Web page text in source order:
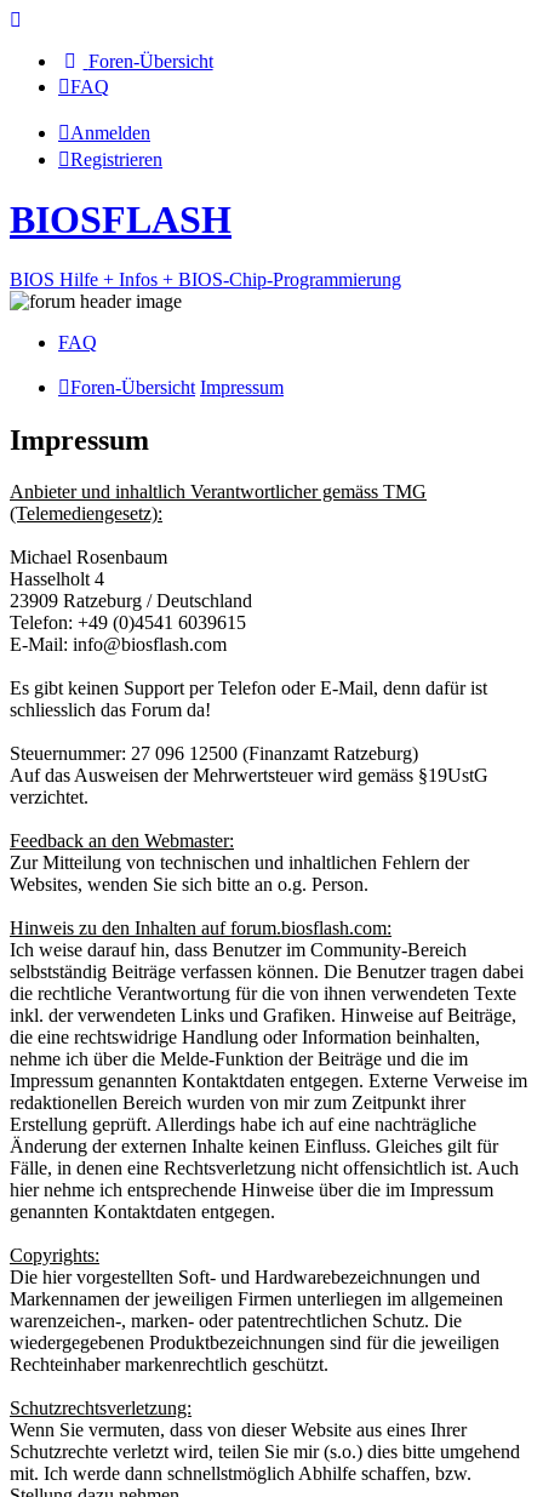
Foren-Übersicht
FAQ
Anmelden
Registrieren
BIOSFLASH
BIOS Hilfe + Infos + BIOS-Chip-Programmierung
FAQ
Foren-Übersicht Impressum
Impressum
Anbieter und inhaltlich Verantwortlicher gemäss TMG
(Telemediengesetz):
Michael Rosenbaum
Hasselholt 4
23909 Ratzeburg / Deutschland
Telefon: +49 (0)4541 6039615
E-Mail: info@biosflash.com
Es gibt keinen Support per Telefon oder E-Mail, denn dafür ist
schliesslich das Forum da!
Steuernummer: 27 096 12500 (Finanzamt Ratzeburg)
Auf das Ausweisen der Mehrwertsteuer wird gemäss §19UstG
verzichtet.
Feedback an den Webmaster:
Zur Mitteilung von technischen und inhaltlichen Fehlern der
Websites, wenden Sie sich bitte an o.g. Person.
Hinweis zu den Inhalten auf forum.biosflash.com:
Ich weise darauf hin, dass Benutzer im Community-Bereich
selbstständig Beiträge verfassen können. Die Benutzer tragen dabei
die rechtliche Verantwortung für die von ihnen verwendeten Texte
inkl. der verwendeten Links und Grafiken. Hinweise auf Beiträge,
die eine rechtswidrige Handlung oder Information beinhalten,
nehme ich über die Melde-Funktion der Beiträge und die im
Impressum genannten Kontaktdaten entgegen. Externe Verweise im
redaktionellen Bereich wurden von mir zum Zeitpunkt ihrer
Erstellung geprüft. Allerdings habe ich auf eine nachträgliche
Änderung der externen Inhalte keinen Einfluss. Gleiches gilt für
Fälle, in denen eine Rechtsverletzung nicht offensichtlich ist. Auch
hier nehme ich entsprechende Hinweise über die im Impressum
genannten Kontaktdaten entgegen.
Copyrights:
Die hier vorgestellten Soft- und Hardwarebezeichnungen und
Markennamen der jeweiligen Firmen unterliegen im allgemeinen
warenzeichen-, marken- oder patentrechtlichen Schutz. Die
wiedergegebenen Produktbezeichnungen sind für die jeweiligen
Rechteinhaber markenrechtlich geschützt.
Schutzrechtsverletzung:
Wenn Sie vermuten, dass von dieser Website aus eines Ihrer
Schutzrechte verletzt wird, teilen Sie mir (s.o.) dies bitte umgehend
mit. Ich werde dann schnellstmöglich Abhilfe schaffen, bzw.